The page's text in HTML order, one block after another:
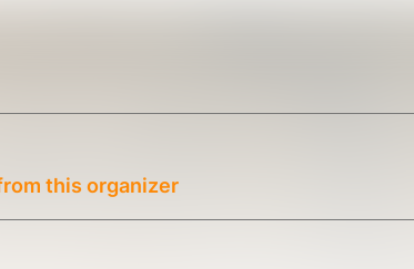
this organizer